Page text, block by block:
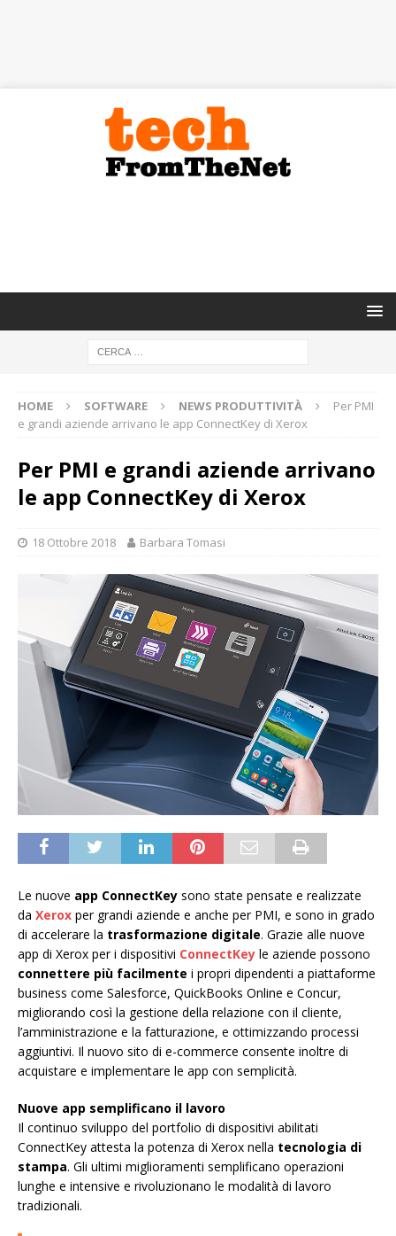
HOME SOFTWARE NEWS PRODUTTIVITÀ
Per PMI
e grandi aziende arrivano le app ConnectKey di Xerox
Per PMI e grandi aziende arrivano
le app ConnectKey di Xerox
18 Ottobre 2018 Barbara Tomasi
Le nuove app ConnectKey sono state pensate e realizzate
da Xerox per grandi aziende e anche per PMI, e sono in grado
di accelerare la trasformazione digitale. Grazie alle nuove
app di Xerox per i dispositivi ConnectKey le aziende possono
connettere più facilmente i propri dipendenti a piattaforme
business come Salesforce, QuickBooks Online e Concur,
migliorando così la gestione della relazione con il cliente,
l’amministrazione e la fatturazione, e ottimizzando processi
aggiuntivi. Il nuovo sito di e-commerce consente inoltre di
acquistare e implementare le app con semplicità.
Nuove app semplificano il lavoro
Il continuo sviluppo del portfolio di dispositivi abilitati
ConnectKey attesta la potenza di Xerox nella tecnologia di
stampa. Gli ultimi miglioramenti semplificano operazioni
lunghe e intensive e rivoluzionano le modalità di lavoro
tradizionali.